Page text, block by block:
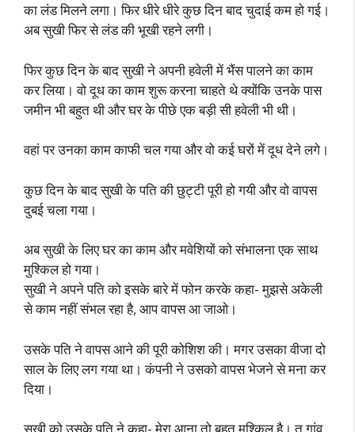
का लंड मिलने लगा। फिर धीरे धीरे कुछ दिन बाद चुदाई कम हो गई।
अब सुखी फिर से लंड की भूखी रहने लगी।
फिर कुछ दिन के बाद सुखी ने अपनी हवेली में भैंस पालने का काम
कर लिया। वो दूध का काम शुरू करना चाहते थे क्योंकि उनके पास
जमीन भी बहुत थी और घर के पीछे एक बड़ी सी हवेली भी थी।
वहां पर उनका काम काफी चल गया और वो कई घरों में दूध देने लगे।
कुछ दिन के बाद सुखी के पति की छुट्टी पूरी हो गयी और वो वापस
दुबई चला गया।
अब सुखी के लिए घर का काम और मवेशियों को संभालना एक साथ
मुश्किल हो गया।
सुखी ने अपने पति को इसके बारे में फोन करके कहा- मुझसे अकेली
से काम नहीं संभल रहा है, आप वापस आ जाओ।
उसके पति ने वापस आने की पूरी कोशिश की। मगर उसका वीजा दो
साल के लिए लग गया था। कंपनी ने उसको वापस भेजने से मना कर
दिया।